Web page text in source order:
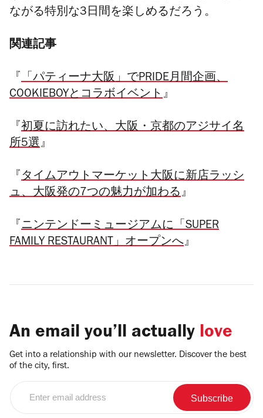
ながる特別な3 日間を楽しめるだろう。
関連記事
『 「パティーナ大阪」でPRIDE月間企画、
COOKIEBOYとコラボイベント』
『 初夏に訪れたい、大阪・京都のアジサイ名
所5選』
『 タイムアウトマーケット大阪に新店ラッシ
ュ、大阪発の7つの魅力が加わる』
『 ニンテンドーミュージアムに「SUPER
FAMILY RESTAURANT」オープンへ』
An email you’ll actually love
Get into a relationship with our newsletter. Discover the best
of the city, first.
email